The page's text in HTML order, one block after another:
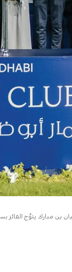
بن مبارك يتوِّج الفائز